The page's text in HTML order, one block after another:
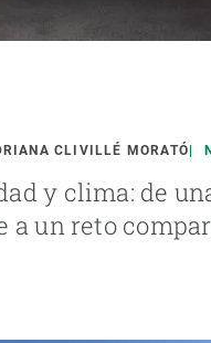
CLIVILLÉ MORATÓ
y clima: de
a un reto